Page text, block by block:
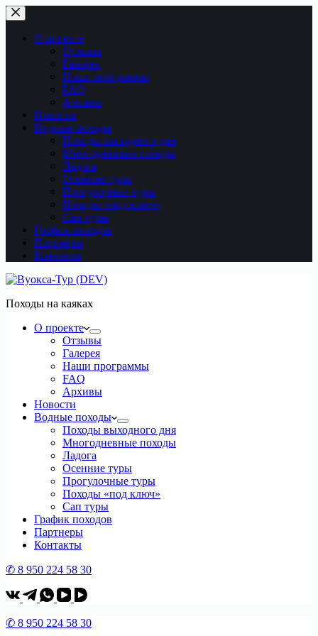
Перейти
к
сути
О проекте
Отзывы
Галерея
Наши программы
FAQ
Архивы
Новости
Водные походы
Походы выходного дня
Многодневные походы
Ладога
Осенние туры
Прогулочные туры
Походы «под ключ»
Сап туры
График походов
Партнеры
Контакты
Походы на каяках
О проекте
Отзывы
Галерея
Наши программы
FAQ
Архивы
Новости
Водные походы
Походы выходного дня
Многодневные походы
Ладога
Осенние туры
Прогулочные туры
Походы «под ключ»
Сап туры
График походов
Партнеры
Контакты
✆ 8 950 224 58 30
✆ 8 950 224 58 30